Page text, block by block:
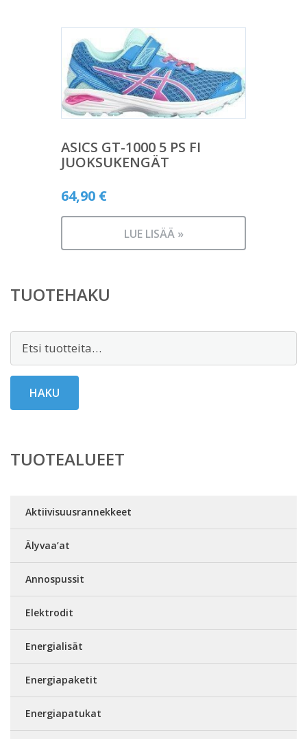
ASICS GT-1000 5 PS FI
JUOKSUKENGÄT
64,90 €
LUE LISÄÄ »
TUOTEHAKU
Etsi:
HAKU
TUOTEALUEET
Aktiivisuusrannekkeet
Älyvaa’at
Annospussit
Elektrodit
Energialisät
Energiapaketit
Energiapatukat